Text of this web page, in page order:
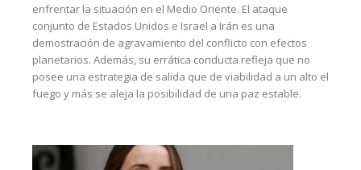
enfrentar la situación en el Medio Oriente. El ataque
conjunto de Estados Unidos e Israel a Irán es una
demostración de agravamiento del conflicto con efectos
planetarios. Además, su errática conducta refleja que no
posee una estrategia de salida que de viabilidad a un alto el
fuego y más se aleja la posibilidad de una paz estable.